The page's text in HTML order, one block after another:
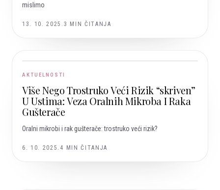
mislimo
13. 10. 2025. 3 MIN ČITANJA
AKTUELNOSTI
Više Nego Trostruko Veći Rizik “skriven”
U Ustima: Veza Oralnih Mikroba I Raka
Gušterače
Oralni mikrobi i rak gušterače: trostruko veći rizik?
6. 10. 2025. 4 MIN ČITANJA